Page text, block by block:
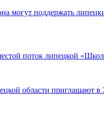
могут поддержать
поток липецкой
области приглашают в